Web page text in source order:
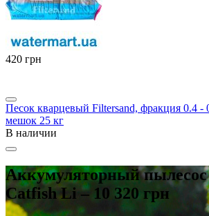
‍420‍ грн
Песок кварцевый Filtersand, фракция 0.4 -
мешок 25 кг
В наличии
Аккумуляторный
Catfish Li – 10 320 грн